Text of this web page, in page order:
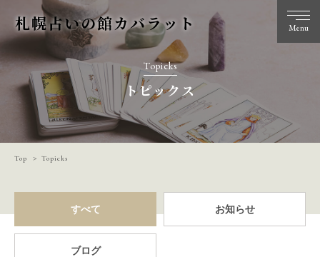
札幌占いの館カバラット Menu
Topicks
トピックス
Top Topicks
すべて お知らせ
ブログ